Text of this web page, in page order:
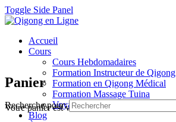
Toggle Side Panel
Accueil
Cours
Cours Hebdomadaires
Formation Instructeur de Qigong
Formation en Qigong Médical
Formation Massage Tuina
Voyage en Chine
Blog
Panier
Votre panier est vide.
Recherche pour: